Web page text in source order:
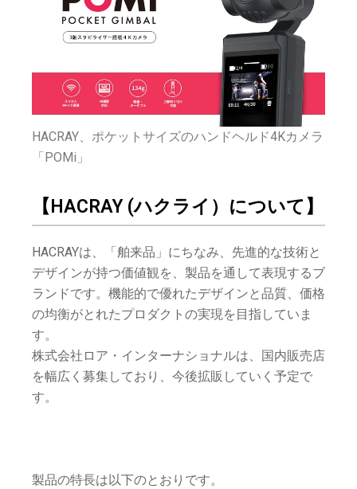
HACRAY、ポケットサイズのハンドヘルド4Kカメラ
「POMi」
【HACRAY (ハクライ）について】
HACRAYは、「舶来品」にちなみ、先進的な技術と
デザインが持つ価値観を、製品を通して表現するブ
ランドです。機能的で優れたデザインと品質、価格
の均衡がとれたプロダクトの実現を目指していま
す。
株式会社ロア・インターナショナルは、国内販売店
を幅広く募集しており、今後拡販していく予定で
す。
製品の特長は以下のとおりです。